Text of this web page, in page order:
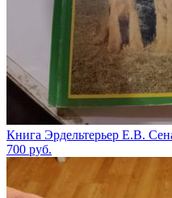
Книга Эрдельтерьер Е.В.
700 руб.